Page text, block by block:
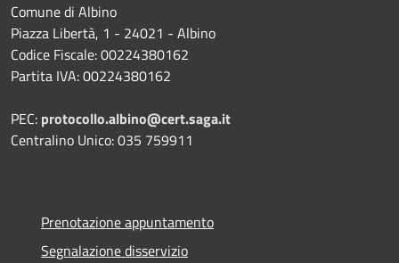
Comune di Albino
Piazza Libertà, 1 - 24021 - Albino
Codice Fiscale: 00224380162
Partita IVA: 00224380162
PEC: protocollo.albino@cert.saga.it
Centralino Unico: 035 759911
Prenotazione appuntamento
Segnalazione disservizio